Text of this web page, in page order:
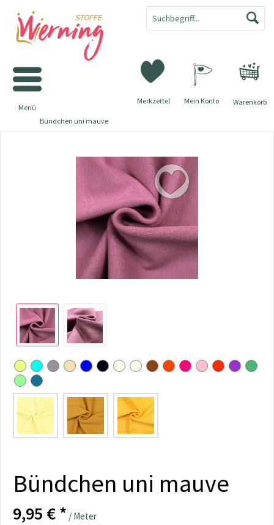
Warenkorb
Merkzettel Mein Konto
Menü
Bündchen uni mauve
Bündchen uni mauve
9,95 € * / Meter